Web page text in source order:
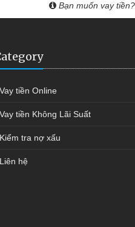
Bạn muốn vay
Vay tiền Online
Vay tiền Không Lãi Suất
Kiểm tra nợ xấu
Liên hệ